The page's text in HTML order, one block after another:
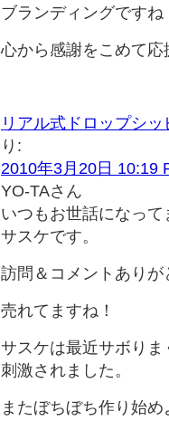
ブランディングですね
心から感謝をこめて
リアル式ドロップシ
り:
2010年3月20日 10:19
YO-TAさん
いつもお世話になって
サスケです。
訪問＆コメントあり
売れてますね！
サスケは最近サボり
刺激されました。
またぼちぼち作り始